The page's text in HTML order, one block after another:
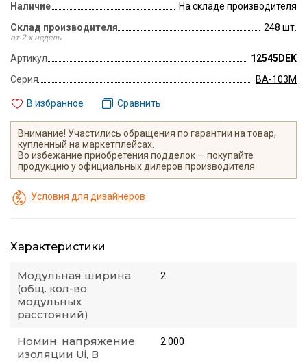
Наличие
На складе производителя
Склад производителя
от 2-х недель
248 шт.
Артикул
12545DEK
Серия
ВА-103M
В избранное Сравнить
Внимание! Участились обращения по гарантии на товар,
купленный на маркетплейсах.
Во избежание приобретения подделок — покупайте
продукцию у официальных дилеров производителя
Условия для дизайнеров
Характеристики
Модульная ширина
(общ. кол-во
модульных
расстояний)
2
Номин. напряжение
изоляции Ui, В
2 000